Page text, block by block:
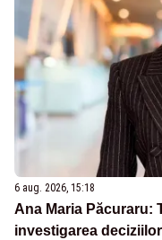
6 aug. 2026, 15:18
Ana Maria Păcuraru:
investigarea